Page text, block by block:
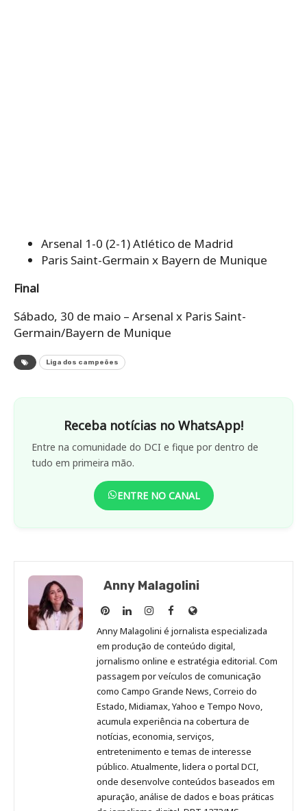
Arsenal 1-0 (2-1) Atlético de Madrid
Paris Saint-Germain x Bayern de Munique
Final
Sábado, 30 de maio – Arsenal x Paris Saint-
Germain/Bayern de Munique
Liga dos campeões
Receba notícias no WhatsApp!
Entre na comunidade do DCI e fique por dentro de
tudo em primeira mão.
ENTRE NO CANAL
Anny Malagolini
Anny
Malagolini
no
Pinterest
Anny
Malagolini
no
LinkedIn
Anny
Malagolini
no
Instagram
Anny
Malagolini
no
Facebook
Site
de
Anny
Malagolini
Anny Malagolini é jornalista especializada
em produção de conteúdo digital,
jornalismo online e estratégia editorial. Com
passagem por veículos de comunicação
como Campo Grande News, Correio do
Estado, Midiamax, Yahoo e Tempo Novo,
acumula experiência na cobertura de
notícias, economia, serviços,
entretenimento e temas de interesse
público. Atualmente, lidera o portal DCI,
onde desenvolve conteúdos baseados em
apuração, análise de dados e boas práticas